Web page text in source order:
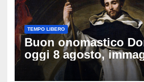
TEMPO LIBERO
Buon onomastico
oggi 8 agosto,
auguri da